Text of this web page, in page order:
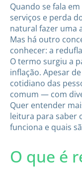
Quando se fala
serviços e perda
natural fazer uma
Mas há outro
conhecer: a
O termo surgiu a
inflação. Apesar
cotidiano das
comum — com
Quer entender
leitura para saber
funciona e quais
O que é